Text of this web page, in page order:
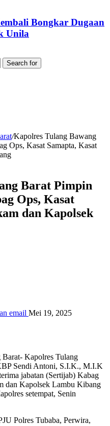
Bongkar Dugaan
Unila
Search for
/Kapolres Tulang Bawang
Ops, Kasat Samapta, Kasat
Barat Pimpin
Ops, Kasat
dan Kapolsek
email Mei 19, 2025
Kapolres Tulang
Sendi Antoni, S.I.K., M.I.K
jabatan (Sertijab) Kabag
dan Kapolsek Lambu Kibang
setempat, Senin
Polres Tubaba, Perwira,